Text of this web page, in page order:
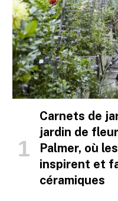
Carnets de
jardin de
Palmer, où
inspirent et
céramiques